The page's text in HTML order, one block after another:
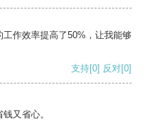
作效率提高了50%，让我能够
支持[0] 反对[0]
又省心。